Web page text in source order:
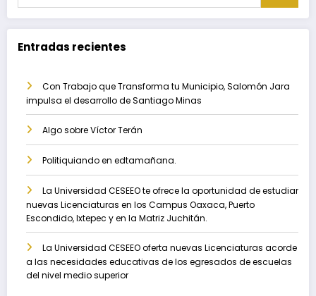
Entradas recientes
Con Trabajo que Transforma tu Municipio, Salomón Jara
impulsa el desarrollo de Santiago Minas
Algo sobre Víctor Terán
Politiquiando en edtamañana.
La Universidad CESEEO te ofrece la oportunidad de estudiar
nuevas Licenciaturas en los Campus Oaxaca, Puerto
Escondido, Ixtepec y en la Matriz Juchitán.
La Universidad CESEEO oferta nuevas Licenciaturas acorde
a las necesidades educativas de los egresados de escuelas
del nivel medio superior